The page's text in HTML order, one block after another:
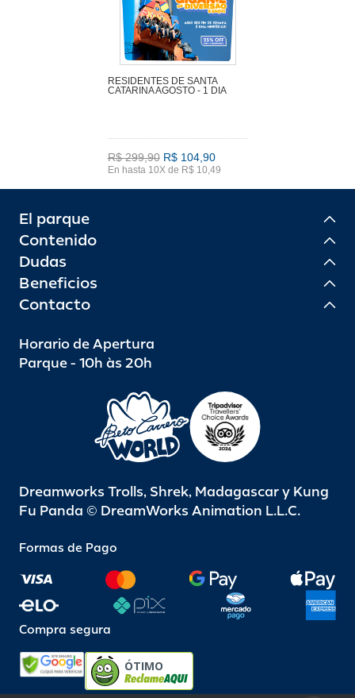
RESIDENTES DE SANTA
CATARINA AGOSTO - 1 DIA
R$ 299,90 R$ 104,90
En hasta 10X de R$ 10,49
El parque
Contenido
Dudas
Beneficios
Contacto
Horario de Apertura
Parque - 10h às 20h
Dreamworks Trolls, Shrek, Madagascar y Kung
Fu Panda © DreamWorks Animation L.L.C.
Formas de Pago
Compra segura
ÓTIMO